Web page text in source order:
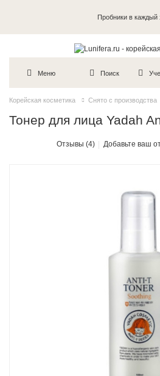
Пробники в каждый
Меню Поиск
Корейская косметика Снято с производства
Тонер для лица Yadah
Отзывы (4) Добавьте ваш